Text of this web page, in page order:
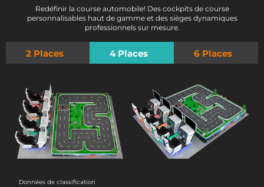
Redéfinir la course automobile! Des cockpits de course
personnalisables haut de gamme et des sièges dynamiques
professionnels sur mesure.
2 Places 4 Places 6 Places
Données de classification